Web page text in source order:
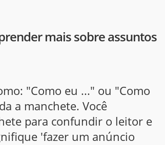
mais sobre assuntos
"Como eu ..." ou "Como
a manchete. Você
para confundir o leitor e
'fazer um anúncio